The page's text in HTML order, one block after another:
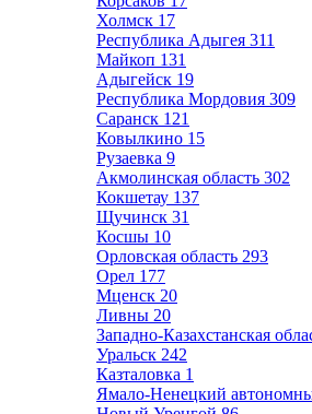
Холмск 17
Республика Адыгея 311
Майкоп 131
Адыгейск 19
Республика Мордовия 309
Саранск 121
Ковылкино 15
Рузаевка 9
Акмолинская область 302
Кокшетау 137
Щучинск 31
Косшы 10
Орловская область 293
Орел 177
Мценск 20
Ливны 20
Западно-Казахстанская
Уральск 242
Казталовка 1
Ямало-Ненецкий